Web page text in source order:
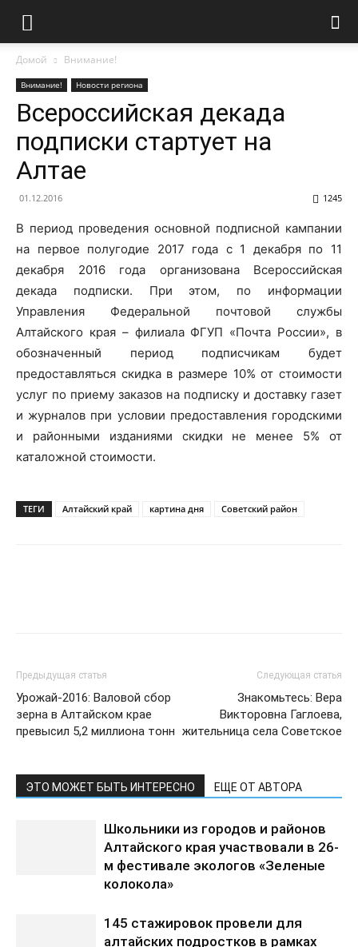
Домой Внимание!
Внимание! Новости региона
Всероссийская декада
подписки стартует на
Алтае
01.12.2016 1245
В период проведения основной подписной кампании
на первое полугодие 2017 года с 1 декабря по 11
декабря 2016 года организована Всероссийская
декада подписки. При этом, по информации
Управления Федеральной почтовой службы
Алтайского края – филиала ФГУП «Почта России», в
обозначенный период подписчикам будет
предоставляться скидка в размере 10% от стоимости
услуг по приему заказов на подписку и доставку газет
и журналов при условии предоставления городскими
и районными изданиями скидки не менее 5% от
каталожной стоимости.
ТЕГИ Алтайский край картина дня Советский район
Предыдущая статья
Урожай-2016: Валовой сбор
зерна в Алтайском крае
превысил 5,2 миллиона тонн
Следующая статья
Знакомьтесь: Вера
Викторовна Гаглоева,
жительница села Советское
ЭТО МОЖЕТ БЫТЬ ИНТЕРЕСНО ЕЩЕ ОТ АВТОРА
Школьники из городов и районов
Алтайского края участвовали в 26-
м фестивале экологов «Зеленые
колокола»
145 стажировок провели для
алтайских подростков в рамках